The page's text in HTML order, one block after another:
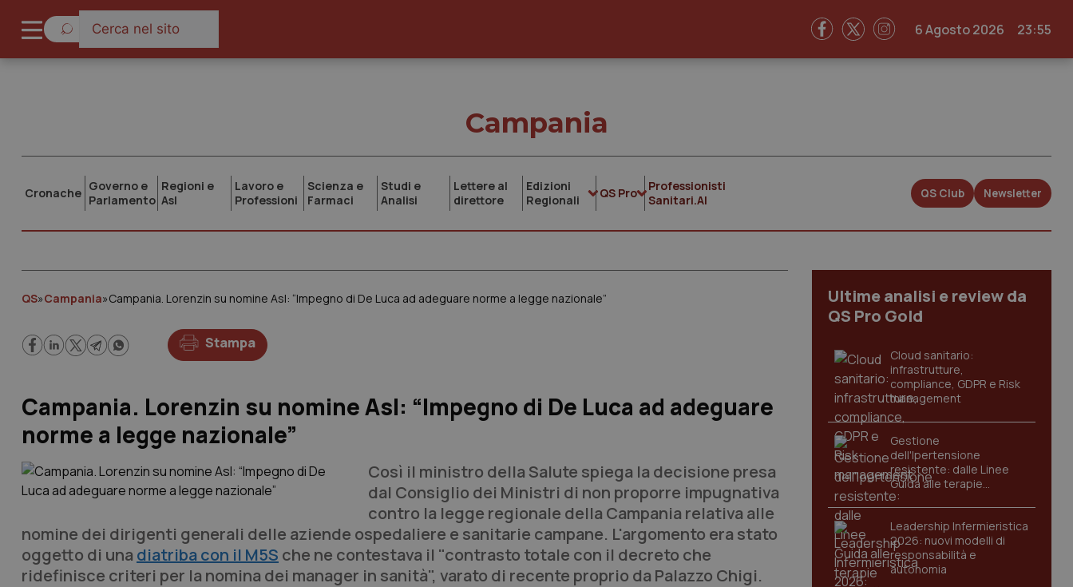
6 Agosto 2026 23:55
Campania
Cronache Governo e
Parlamento
Regioni e
Asl
Lavoro e
Professioni
Scienza e
Farmaci
Studi e
Analisi
Lettere al
direttore
Edizioni
Regionali
QS Pro
Professionisti
Sanitari.AI
QS Club Newsletter
QS»Campania»Campania. Lorenzin su nomine Asl: “Impegno di De Luca ad adeguare norme a legge nazionale”
Stampa
Campania. Lorenzin su nomine Asl: “Impegno di De Luca ad adeguare
norme a legge nazionale”
Così il ministro della Salute spiega la decisione presa
dal Consiglio dei Ministri di non proporre impugnativa
contro la legge regionale della Campania relativa alle
nomine dei dirigenti generali delle aziende ospedaliere e sanitarie campane. L'argomento era stato
oggetto di una diatriba con il M5S che ne contestava il "contrasto totale con il decreto che
ridefinisce criteri per la nomina dei manager in sanità", varato di recente proprio da Palazzo Chigi.
Ultime analisi e review da
QS Pro Gold
Cloud sanitario:
infrastrutture,
compliance, GDPR e Risk
management
Gestione
dell'Ipertensione
resistente: dalle Linee
Guida alle terapie
innovative
Leadership Infermieristica
2026: nuovi modelli di
responsabilità e
autonomia